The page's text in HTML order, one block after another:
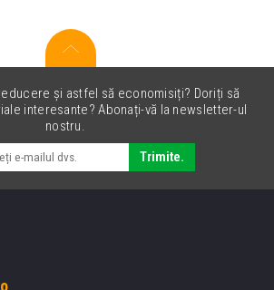
și astfel să economisiți? Doriți să
interesante? Abonați-vă la newsletter-ul
nostru.
Trimite.